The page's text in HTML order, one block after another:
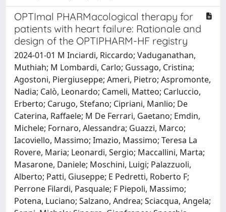
OPTImal PHARMacological therapy for
patients with heart failure: Rationale and
design of the OPTIPHARM-HF registry
2024-01-01 M Inciardi, Riccardo; Vaduganathan,
Muthiah; M Lombardi, Carlo; Gussago, Cristina;
Agostoni, Piergiuseppe; Ameri, Pietro; Aspromonte,
Nadia; Calò, Leonardo; Cameli, Matteo; Carluccio,
Erberto; Carugo, Stefano; Cipriani, Manlio; De
Caterina, Raffaele; M De Ferrari, Gaetano; Emdin,
Michele; Fornaro, Alessandra; Guazzi, Marco;
Iacoviello, Massimo; Imazio, Massimo; Teresa La
Rovere, Maria; Leonardi, Sergio; Maccallini, Marta;
Masarone, Daniele; Moschini, Luigi; Palazzuoli,
Alberto; Patti, Giuseppe; E Pedretti, Roberto F;
Perrone Filardi, Pasquale; F Piepoli, Massimo;
Potena, Luciano; Salzano, Andrea; Sciacqua, Angela;